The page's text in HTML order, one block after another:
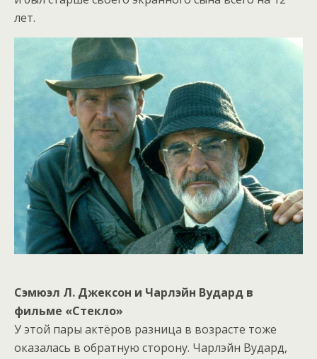
лет.
Сэмюэл Л. Джексон и Чарлэйн Вудард в
фильме «Стекло»
У этой пары актёров разница в возрасте тоже
оказалась в обратную сторону. Чарлэйн Вудард,